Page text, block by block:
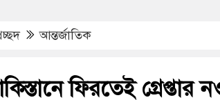
আন্তর্জাতিক
ফিরতেই